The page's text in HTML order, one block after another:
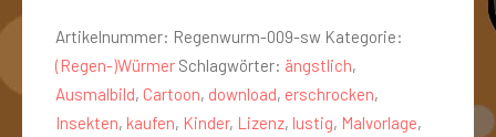
Artikelnummer: Regenwurm-009-sw Kategorie:
(Regen-)Würmer Schlagwörter: ängstlich,
Ausmalbild, Cartoon, download, erschrocken,
Insekten, kaufen, Kinder, Lizenz, lustig, Malvorlage,